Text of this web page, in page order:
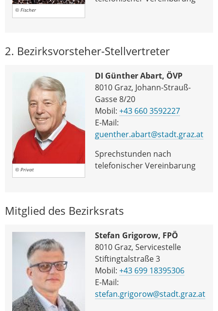
© Fischer
2. Bezirksvorsteher-Stellvertreter
© Privat
DI Günther Abart, ÖVP
8010 Graz, Johann-Strauß-
Gasse 8/20
Mobil: +43 660 3592227
E-Mail:
guenther.abart@stadt.graz.at
Sprechstunden nach
telefonischer Vereinbarung
Mitglied des Bezirksrats
Stefan Grigorow, FPÖ
8010 Graz, Servicestelle
Stiftingtalstraße 3
Mobil: +43 699 18395306
E-Mail:
stefan.grigorow@stadt.graz.at